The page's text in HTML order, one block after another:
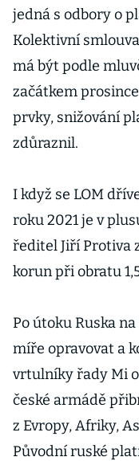
jedná s odbory o
Kolektivní
má být podle
začátkem
prvky, snižování
zdůraznil.
I když se LOM
roku 2021 je v
ředitel Jiří Protiva
korun při obratu
Po útoku Ruska
míře opravovat a
vrtulníky řady Mi
české armádě
z Evropy, Afriky,
Původní ruské